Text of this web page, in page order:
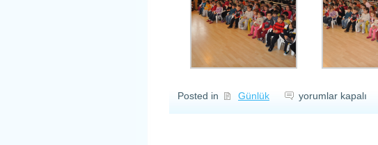
Posted in Günlük
Anaokulu
yorumlar kapalı